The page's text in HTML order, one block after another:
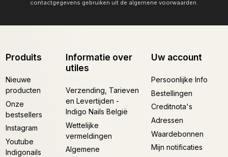
contactgegevens gebruiken uit de algemene voorwaarden.
Produits
Nieuwe
producten
Onze
bestsellers
Instagram
Youtube
Indigonails
Informatie over
utiles
Verzending, Tarieven
en Levertijden -
Indigo Nails België
Wettelijke
vermeldingen
Algemene
Uw account
Persoonlijke Info
Bestellingen
Creditnota's
Adressen
Waardebonnen
Mijn notificaties